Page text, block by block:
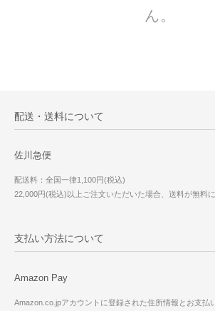
ん。
配送・送料について
佐川急便
配送料：全国一律1,100円(税込)
22,000円(税込)以上ご注文いただいた場合、送料が無料
支払い方法について
Amazon Pay
Amazon.co.jpアカウントに登録された住所情報とお支払